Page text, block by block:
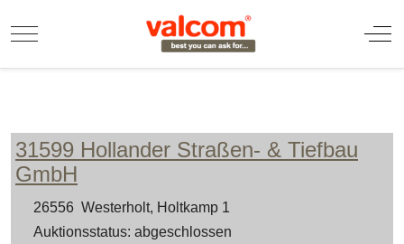
Mobile Menu Toggle Off-
31599 Hollander Straßen- & Tiefbau
GmbH
26556 Westerholt, Holtkamp 1
Auktionsstatus: abgeschlossen